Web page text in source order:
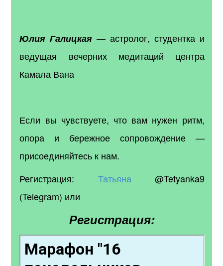
Юлия Галицкая — астролог, студентка и
ведущая вечерних медитаций центра
Камала Вана
Если вы чувствуете, что вам нужен ритм,
опора и бережное сопровождение —
присоединяйтесь к нам.
Регистрация: Татьяна @Tetyanka9
(Telegram) или
Регистрация: